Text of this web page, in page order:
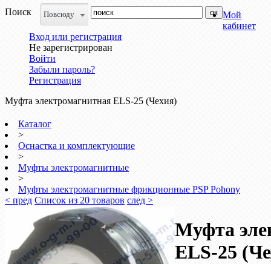
Поиск
Повсюду
Мой
кабинет
Вход или регистрация
Не зарегистрирован
Войти
Забыли пароль?
Регистрация
Муфта электромагнитная ELS-25 (Чехия)
Каталог
>
Оснастка и комплектующие
>
Муфты электромагнитные
>
Муфты электромагнитные фрикционные PSP Pohony
< пред Список из 20 товаров след >
Муфта
ELS-25